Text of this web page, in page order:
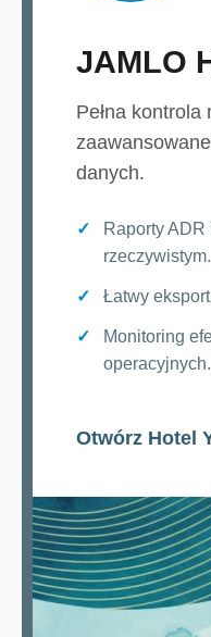
JAMLO
Pełna
danych.
Raporty
rzeczywistym.
Łatwy
Monitoring
operacyjnych.
Otwórz Hotel